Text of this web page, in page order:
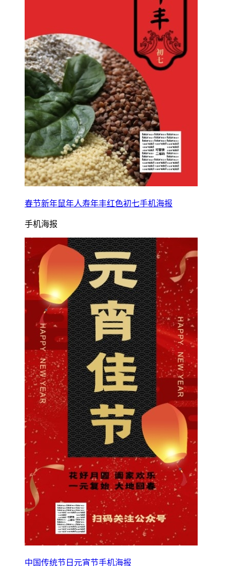
春节新年鼠年人寿年丰红色初七手机海报
手机海报
中国传统节日元宵节手机海报